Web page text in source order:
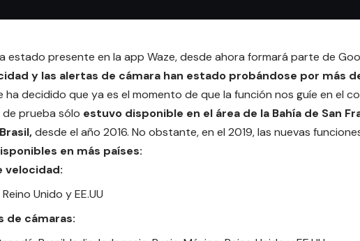
estado presente en la app Waze,desde ahora formará parte de
y las alertas de cámara han estado probándose por más
ha decidido que ya es el momento de que la función nos guíe en el
prueba sólo estuvo disponible en el área de la Bahía de San
desde el año 2016. No obstante, en el 2019, las nuevas
en más países:
velocidad:
Unido yEE.UU
de cámaras: